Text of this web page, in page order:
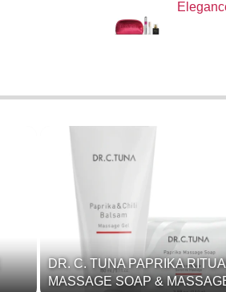
DR. C. TUNA PAPRIKA
MASSAGE SOAP &